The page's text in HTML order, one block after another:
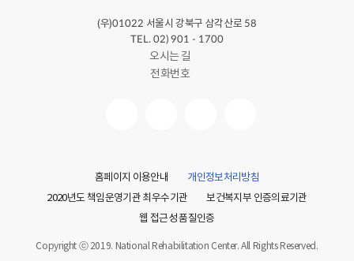
(우)01022 서울시 강북구 삼각산로 58
TEL. 02) 901 - 1700
오시는 길
전화번호
홈페이지 이용안내
개인정보처리방침
2020년도 책임운영기관 최우수기관
보건복지부 인증의료기관
웹 접근성 품질인증
Copyright ⓒ 2019. National Rehabilitation Center. All Rights Reserved.